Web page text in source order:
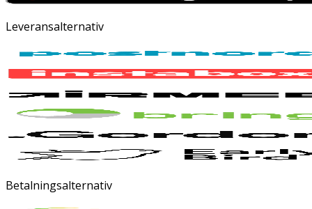
Leveransalternativ
Betalningsalternativ